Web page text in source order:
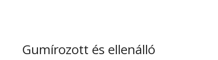
Gumírozott és ellenálló